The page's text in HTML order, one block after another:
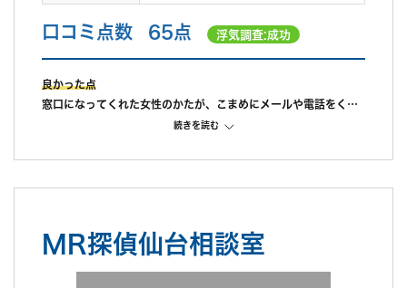
口コミ点数 65点 浮気調査:成功
良かった点
窓口になってくれた女性のかたが、こまめにメールや電話をくれ
て、親身になって対応してくれたのが一番良かったです。
が、親切に対応していただきとても安心できました。
ているのに動き出せないというじれったい時間が続いた為、対応
続きを読む
MR探偵仙台相談室